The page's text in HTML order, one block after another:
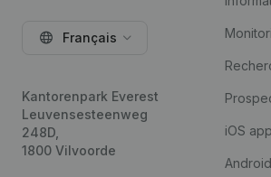
Français
Kantorenpark Everest
Leuvensesteenweg
248D,
1800 Vilvoorde
iOS app